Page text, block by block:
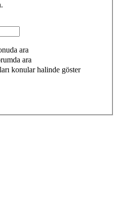
ara
ara
konular halinde göster